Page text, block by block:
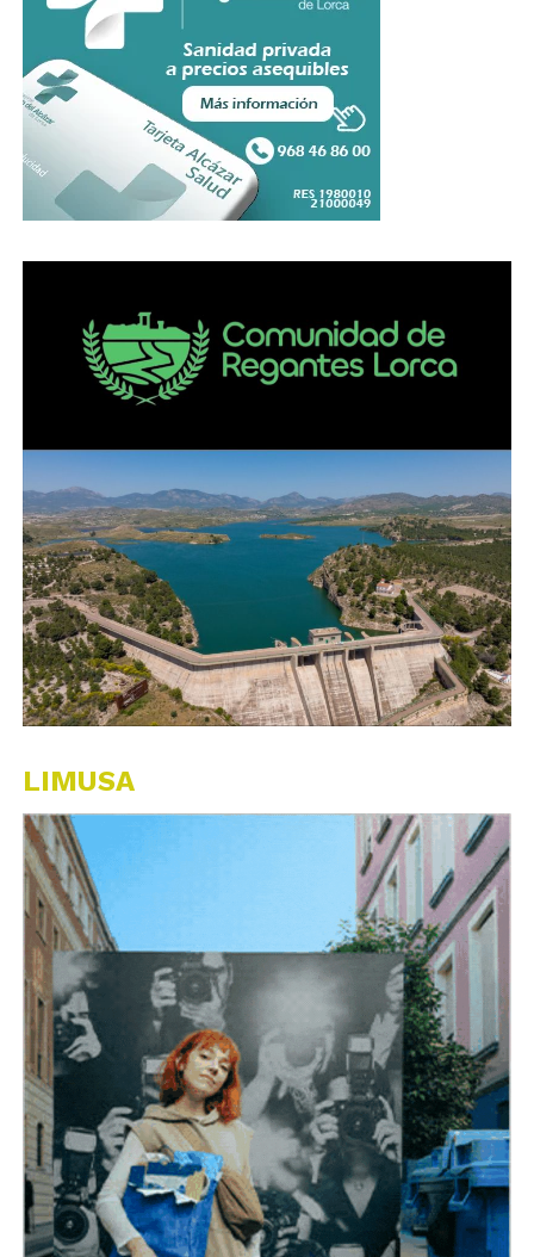
LIMUSA